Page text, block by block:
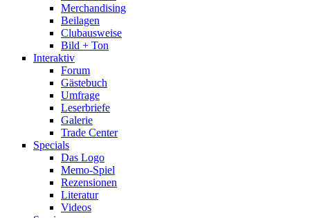
Merchandising
Beilagen
Clubausweise
Bild + Ton
Interaktiv
Forum
Gästebuch
Umfrage
Leserbriefe
Galerie
Trade Center
Specials
Das Logo
Memo-Spiel
Rezensionen
Literatur
Videos